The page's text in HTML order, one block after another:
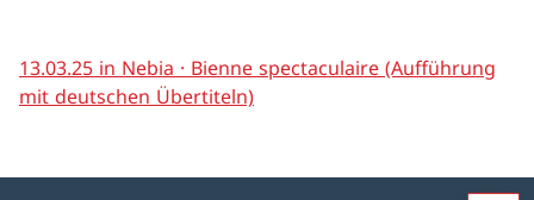
13.03.25 in Nebia · Bienne spectaculaire (Aufführung
mit deutschen Übertiteln)